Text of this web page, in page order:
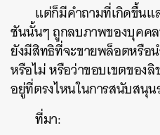
แต่ก็มีคำถามที่เกิดขึ้น
ชันนั้นๆ ถูกลบภาพของบุคค
ยังมีสิทธิที่จะขายพล็อตหรือ
หรือไม่ หรือว่าขอบเขตขอ
อยู่ที่ตรงไหนในการสนับสนุ
ที่มา: